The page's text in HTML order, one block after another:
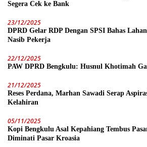
Segera Cek ke Bank
23/12/2025
DPRD Gelar RDP Dengan SPSI Bahas
Nasib Pekerja
22/12/2025
PAW DPRD Bengkulu: Husnul Khotimah
21/12/2025
Reses Perdana, Marhan Sawadi Serap
Kelahiran
05/11/2025
Kopi Bengkulu Asal Kepahiang Tembus
Diminati Pasar Kroasia